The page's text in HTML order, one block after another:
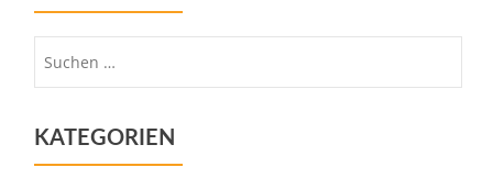
KATEGORIEN